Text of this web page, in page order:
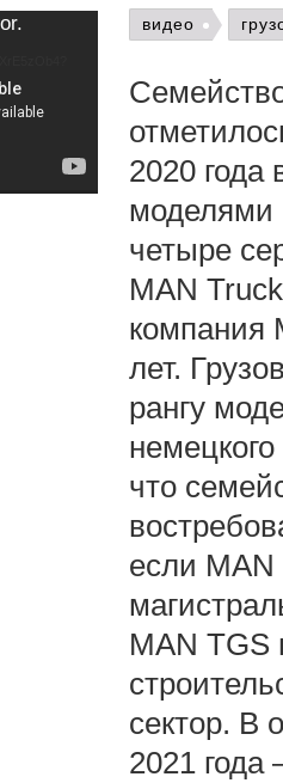
видео
2020
четыре
MAN
компания
лет.
рангу
что
если MAN
MAN TGS
сектор. В
2021